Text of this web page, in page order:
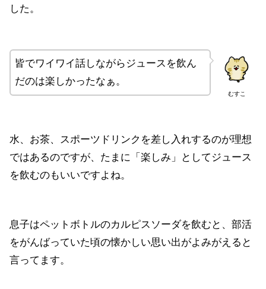
した。
むすこ
皆でワイワイ話しながらジュースを飲ん
だのは楽しかったなぁ。
水、お茶、スポーツドリンクを差し入れするのが理想
ではあるのですが、たまに「楽しみ」としてジュース
を飲むのもいいですよね。
息子はペットボトルのカルピスソーダを飲むと、部活
をがんばっていた頃の懐かしい思い出がよみがえると
言ってます。